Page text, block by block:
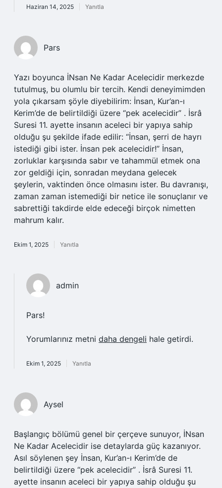
Haziran 14, 2025 Yanıtla
Pars
Yazı boyunca İNsan Ne Kadar Acelecidir merkezde
tutulmuş, bu olumlu bir tercih. Kendi deneyimimden
yola çıkarsam şöyle diyebilirim: İnsan, Kur’an-ı
Kerim’de de belirtildiği üzere “pek acelecidir” . İsrâ
Suresi 11. ayette insanın aceleci bir yapıya sahip
olduğu şu şekilde ifade edilir: “İnsan, şerri de hayrı
istediği gibi ister. İnsan pek acelecidir!” İnsan,
zorluklar karşısında sabır ve tahammül etmek ona
zor geldiği için, sonradan meydana gelecek
şeylerin, vaktinden önce olmasını ister. Bu davranışı,
zaman zaman istemediği bir netice ile sonuçlanır ve
sabrettiği takdirde elde edeceği birçok nimetten
mahrum kalır.
Ekim 1, 2025 Yanıtla
admin
Pars!
Yorumlarınız metni daha dengeli hale getirdi.
Ekim 1, 2025 Yanıtla
Aysel
Başlangıç bölümü genel bir çerçeve sunuyor, İNsan
Ne Kadar Acelecidir ise detaylarda güç kazanıyor.
Asıl söylenen şey İnsan, Kur’an-ı Kerim’de de
belirtildiği üzere “pek acelecidir” . İsrâ Suresi 11.
ayette insanın aceleci bir yapıya sahip olduğu şu